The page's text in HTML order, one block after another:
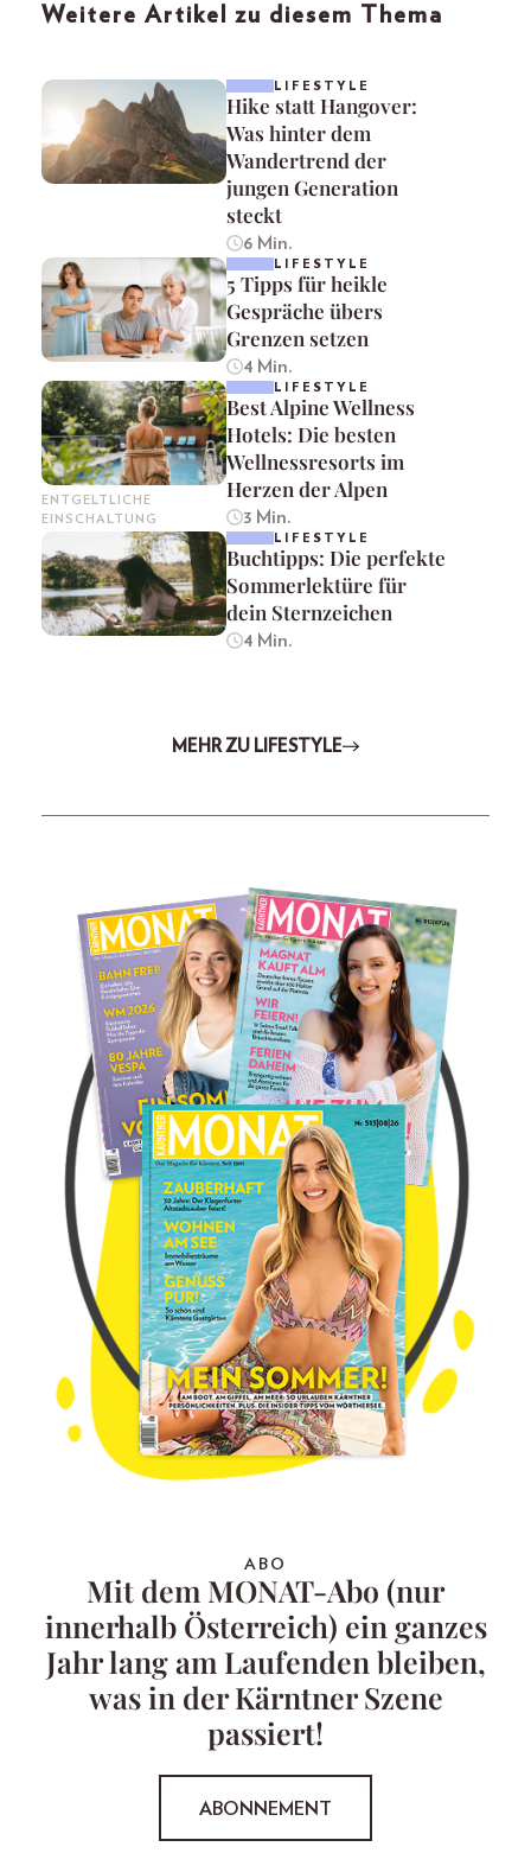
Weitere Artikel zu diesem Thema
LIFESTYLE
Hike statt Hangover:
Was hinter dem
Wandertrend der
jungen Generation
steckt
6 Min.
LIFESTYLE
5 Tipps für heikle
Gespräche übers
Grenzen setzen
4 Min.
ENTGELTLICHE
EINSCHALTUNG
LIFESTYLE
Best Alpine Wellness
Hotels: Die besten
Wellnessresorts im
Herzen der Alpen
3 Min.
LIFESTYLE
Buchtipps: Die perfekte
Sommerlektüre für
dein Sternzeichen
4 Min.
MEHR ZU LIFESTYLE
ABO
Mit dem MONAT-Abo (nur
innerhalb Österreich) ein ganzes
Jahr lang am Laufenden bleiben,
was in der Kärntner Szene
passiert!
ABONNEMENT